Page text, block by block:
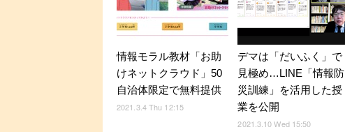
情報モラル教材「お助
けネットクラウド」50
自治体限定で無料提供
2021.3.4 Thu 12:15
デマは「だいふく」で
見極め…LINE「情報防
災訓練」を活用した授
業を公開
2021.3.10 Wed 15:50